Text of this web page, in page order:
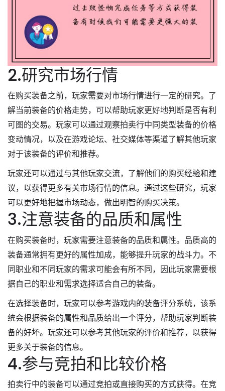
2.研究市场行情
在购买装备之前，玩家需要对市场行情进行一定的研究。了
解当前装备的价格走势，可以帮助玩家更好地判断是否有利
可图的交易。玩家可以通过观察拍卖行中同类型装备的价格
变动情况，以及在游戏论坛、社交媒体等渠道了解其他玩家
对于该装备的评价和推荐。
玩家还可以通过与其他玩家交流，了解他们的购买经验和建
议，以获得更多有关市场行情的信息。通过这些研究，玩家
可以更好地把握市场动态，做出明智的购买决策。
3.注意装备的品质和属性
在购买装备时，玩家需要注意装备的品质和属性。品质高的
装备通常拥有更好的属性加成，能够提升玩家的战斗力。不
同职业和不同玩家的需求可能会有所不同，因此玩家需要根
据自己的职业和需求选择适合自己的装备。
在选择装备时，玩家可以参考游戏内的装备评分系统，该系
统会根据装备的属性和品质给出一个评分，帮助玩家判断装
备的好坏。玩家还可以参考其他玩家的评价和推荐，以获得
更多关于装备的信息。
4.参与竞拍和比较价格
拍卖行中的装备可以通过竞拍或直接购买的方式获得。在竞